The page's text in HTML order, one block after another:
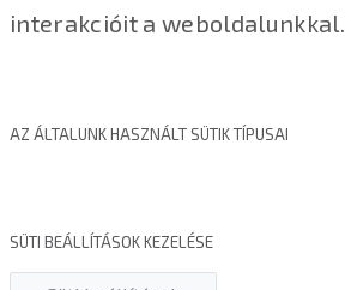
interakcióit a weboldalunkkal.
AZ ÁLTALUNK HASZNÁLT SÜTIK TÍPUSAI
SÜTI BEÁLLÍTÁSOK KEZELÉSE